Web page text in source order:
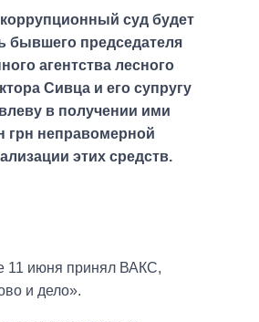
суд будет
бывшего председателя
агентства лесного
Сивца и его супругу
в получении ими
грн неправомерной
этих средств.
11 июня принял ВАКС,
и дело».